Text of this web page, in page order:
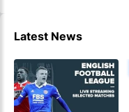
Latest News